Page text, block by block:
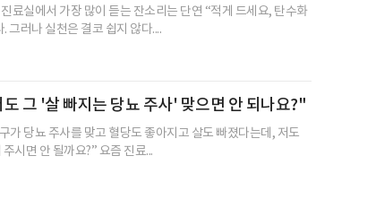
료실에서 가장 많이 듣는 잔소리는 단연 “적게 드세요, 탄수화
그러나 실천은 결코 쉽지 않다....
그 '살 빠지는 당뇨 주사' 맞으면 안 되나요?"
가 당뇨 주사를 맞고 혈당도 좋아지고 살도 빠졌다는데, 저도
시면 안 될까요?” 요즘 진료...